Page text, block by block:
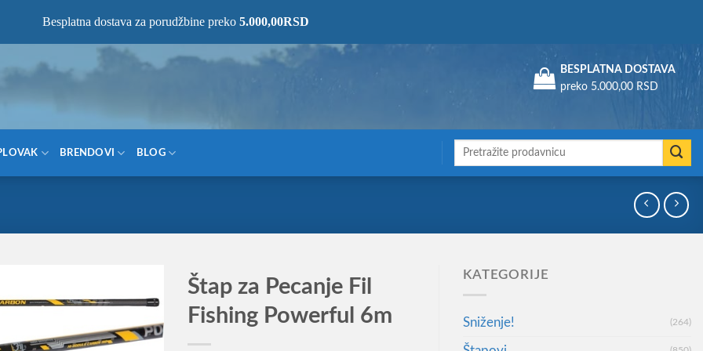
BESPLATNA DOSTAVA
preko 5.000,00 RSD
BRENDOVI BLOG
Претрага
Štap za Pecanje Fil
Fishing Powerful 6m
KATEGORIJE
Sniženje! (264)
Besplatna dostava za porudžbine preko 5.000,00RSD